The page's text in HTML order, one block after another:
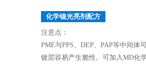
化学镍光亮剂配方
注意点：
PME与PPS、DEP、PAP等中间
镀层容易产生脆性。可加入MD化